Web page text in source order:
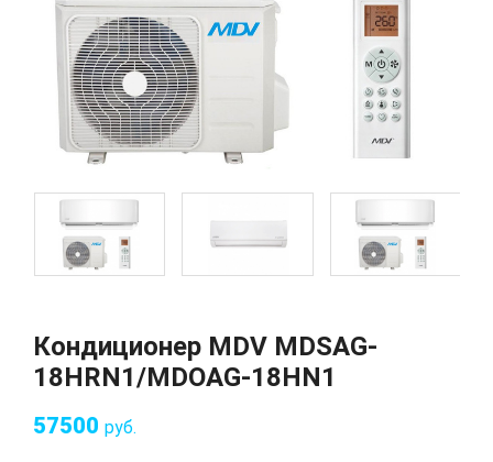
Кондиционер MDV MDSAG-
18HRN1/MDOAG-18HN1
57500 руб.